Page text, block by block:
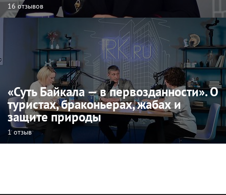
16 отзывов
«Суть Байкала — в первозданности». О
туристах, браконьерах, жабах и
защите природы
1 отзыв